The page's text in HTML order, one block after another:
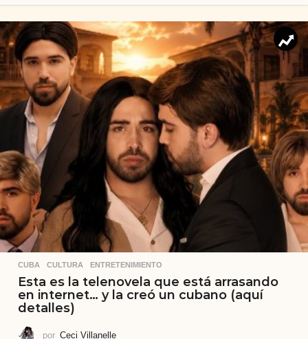
CUBA ,CULTURA ,ENTRETENIMIENTO
Esta es la telenovela que está arrasando
en internet… y la creó un cubano (aquí
detalles)
por Ceci Villanelle